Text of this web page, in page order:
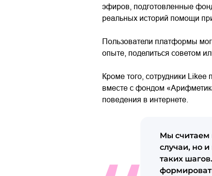
эфиров, подготовленные
реальных историй помощи
Пользователи платформы
опыте, поделиться советом
Кроме того, сотрудники
вместе с фондом
поведения в интернете.
Мы считаем
случаи, но
таких